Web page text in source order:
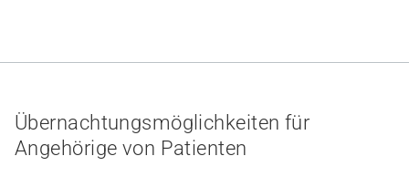
Übernachtungsmöglichkeiten für
Angehörige von Patienten